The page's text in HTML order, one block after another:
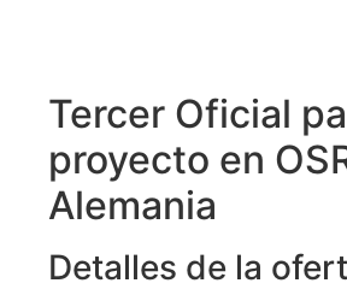
Tercer Oficial
proyecto en
Alemania
Detalles de la